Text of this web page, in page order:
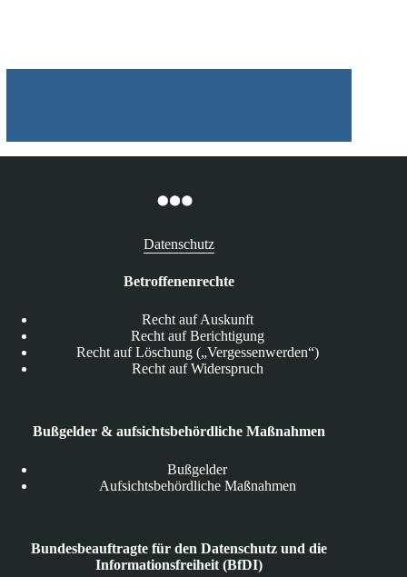
Datenschutz
Betroffenenrechte
Recht auf Auskunft
Recht auf Berichtigung
Recht auf Löschung („Vergessenwerden“)
Recht auf Widerspruch
Bußgelder & aufsichtsbehördliche Maßnahmen
Bußgelder
Aufsichtsbehördliche Maßnahmen
Bundesbeauftragte für den Datenschutz und die
Informationsfreiheit (BfDI)